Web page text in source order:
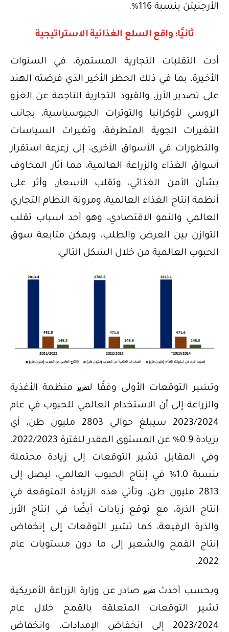
الأرجنيتن بنسبة 116%.
ثانيًا: واقع السلع الغذائية الاستراتيجية
أدت التقلبات التجارية المستمرة، في السنوات
الأخيرة، بما في ذلك الحظر الأخير الذي فرضته الهند
على تصدير الأرز، والقيود التجارية الناجمة عن الغزو
الروسي لأوكرانيا والتوترات الجيوسياسية، بجانب
التغيرات الجوية المتطرفة، وتغيرات السياسات
والتطورات في الأسواق الأخرى، إلى زعزعة استقرار
أسواق الغذاء والزراعة العالمية، مما أثار المخاوف
بشأن الأمن الغذائي، وتقلب الأسعار، وأثر على
أنظمة إنتاج الغذاء العالمية، ومرونة النظام التجاري
العالمي والنمو الاقتصادي، وهو أحد أسباب تقلب
التوازن بين العرض والطلب، ويمكن متابعة سوق
الحبوب العالمية من خلال الشكل التالي:
وتشير التوقعات الأولى وفقًا ل تقريرمنظمة الأغذية
والزراعة إلى أن الاستخدام العالمي للحبوب في عام
2023/2024 سيبلغ حوالي 2803 مليون طن، أي
بزيادة 0.9% عن المستوى المقدر للفترة 2022/2023،
وفي المقابل تشير التوقعات إلى زيادة محتملة
بنسبة 1.0% في إنتاج الحبوب العالمي، ليصل إلى
2813 مليون طن، وتأتي هذه الزيادة المتوقعة في
إنتاج الذرة، مع توقع زيادات أيضًا في إنتاج الأرز
والذرة الرفيعة، كما تشير التوقعات إلى إنخفاض
إنتاج القمح والشعير إلى ما دون مستويات عام
2022.
وبحسب أحدثتقريرصادر عن وزارة الزراعة الأمريكية
تشير التوقعات المتعلقة بالقمح خلال عام
2023/2024 إلى انخفاض الإمدادات، وانخفاض